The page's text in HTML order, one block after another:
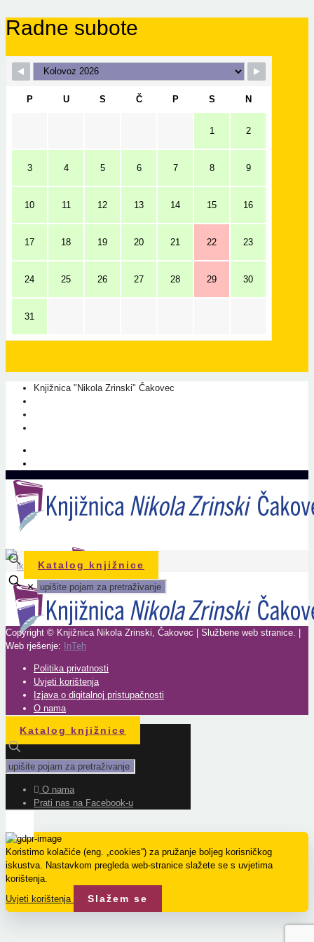
Radne subote
P U S Č P S N
1 2
3 4 5 6 7 8 9
10 11 12 13 14 15 16
17 18 19 20 21 22 23
24 25 26 27 28 29 30
31
Knjižnica "Nikola Zrinski" Čakovec
Katalog knjižnice
✕
Copyright © Knjižnica Nikola Zrinski, Čakovec | Službene web stranice. |
Web rješenje:
InTeh
Politika privatnosti
Uvjeti korištenja
Izjava o digitalnoj pristupačnosti
O nama
Katalog knjižnice
O nama
Prati nas na Facebook-u
Koristimo kolačiće (eng. „cookies“) za pružanje boljeg korisničkog
iskustva. Nastavkom pregleda web-stranice slažete se s uvjetima
korištenja.
Uvjeti korištenja
Slažem se